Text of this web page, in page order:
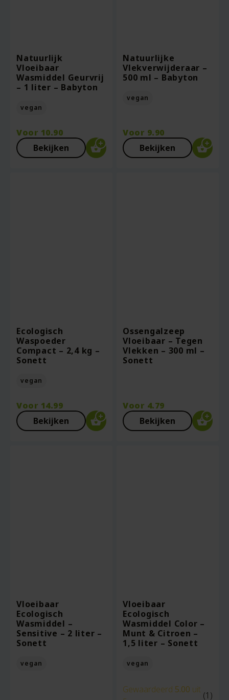
Natuurlijk
Vloeibaar
Wasmiddel Geurvrij
– 1 liter – Babyton
vegan
Voor 10.90
Bekijken
Natuurlijke
Vlekverwijderaar –
500 ml – Babyton
vegan
Voor 9.90
Bekijken
Ecologisch
Waspoeder
Compact – 2,4 kg –
Sonett
vegan
Voor 14.99
Bekijken
Ossengalzeep
Vloeibaar – Tegen
Vlekken – 300 ml –
Sonett
Voor 4.79
Bekijken
Vloeibaar
Ecologisch
Wasmiddel –
Sensitive – 2 liter –
Sonett
vegan
Vloeibaar
Ecologisch
Wasmiddel Color –
Munt & Citroen –
1,5 liter – Sonett
vegan
Gewaardeerd 5.00 uit
(1)